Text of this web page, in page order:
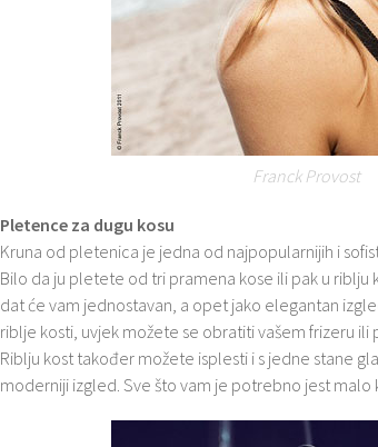
Franck Provost
Pletence za dugu kosu
Kruna od pletenica je jedna od najpopularnijih i
Bilo da ju pletete od tri pramena kose ili pak u riblju
dat će vam jednostavan, a opet jako elegantan
riblje kosti, uvjek možete se obratiti vašem frizeru
Riblju kost također možete isplesti i s jedne stane
moderniji izgled. Sve što vam je potrebno jest malo